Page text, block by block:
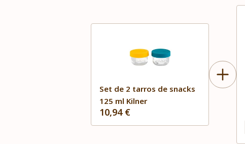
Set de 2 tarros de snacks
125 ml Kilner
10,94 €